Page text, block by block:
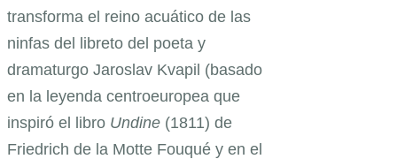
transforma el reino acuático de las
ninfas del libreto del poeta y
dramaturgo Jaroslav Kvapil (basado
en la leyenda centroeuropea que
inspiró el libro Undine (1811) de
Friedrich de la Motte Fouqué y en el